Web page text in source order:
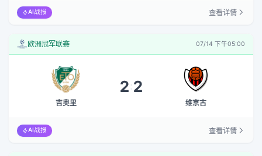
AI战报 查看详情
欧洲冠军联赛 07/14 下午05:00
吉奥里
2:2
维京古
AI战报 查看详情